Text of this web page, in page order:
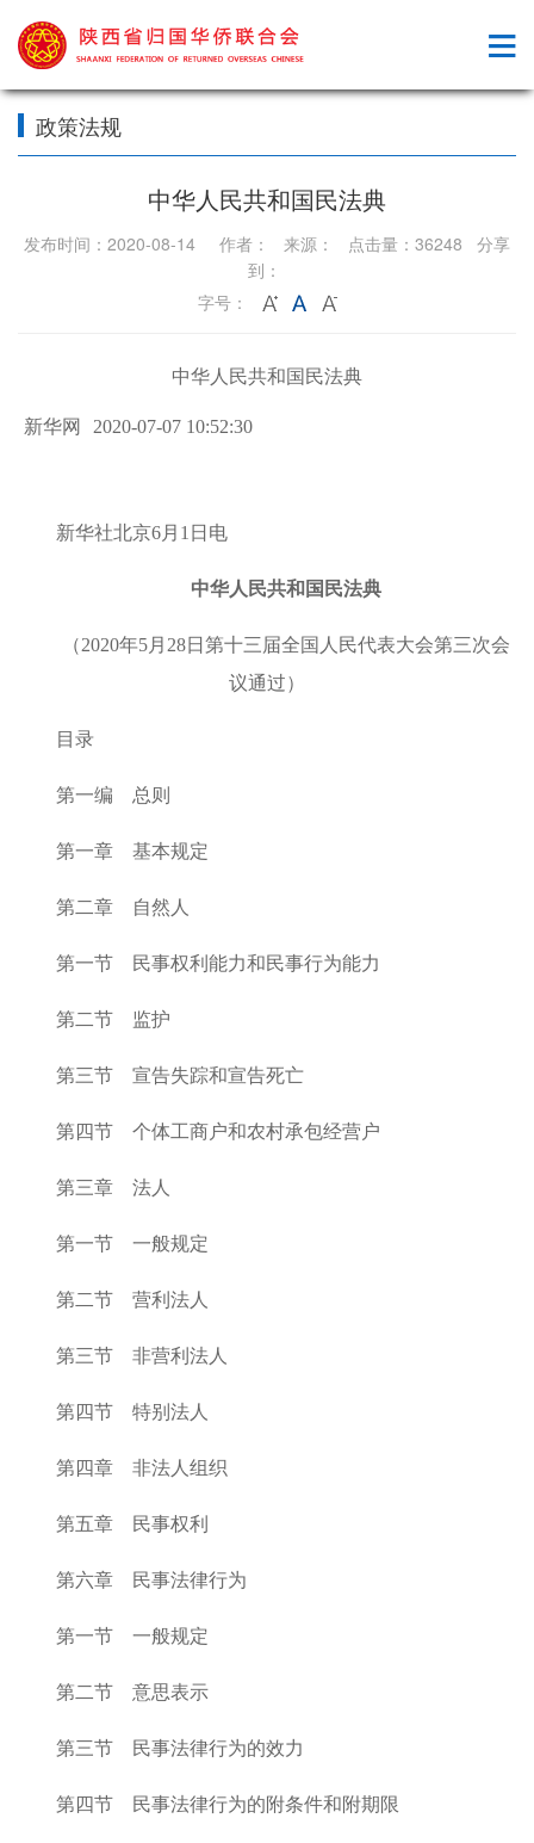
政策法规
中华人民共和国民法典
发布时间：2020-08-14 作者： 来源： 点击量：36248 分享
到：
字号：
中华人民共和国民法典
新华网 2020-07-07 10:52:30
新华社北京6月1日电
中华人民共和国民法典
（2020年5月28日第十三届全国人民代表大会第三次会
议通过）
目录
第一编 总则
第一章 基本规定
第二章 自然人
第一节 民事权利能力和民事行为能力
第二节 监护
第三节 宣告失踪和宣告死亡
第四节 个体工商户和农村承包经营户
第三章 法人
第一节 一般规定
第二节 营利法人
第三节 非营利法人
第四节 特别法人
第四章 非法人组织
第五章 民事权利
第六章 民事法律行为
第一节 一般规定
第二节 意思表示
第三节 民事法律行为的效力
第四节 民事法律行为的附条件和附期限